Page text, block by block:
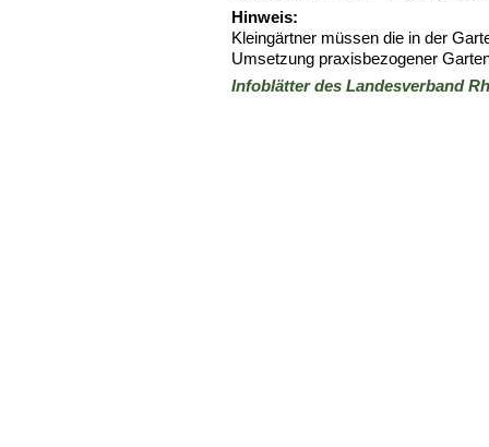
Hinweis:
Kleingärtner müssen die in der
Umsetzung praxisbezogener
Infoblätter des Landesverband